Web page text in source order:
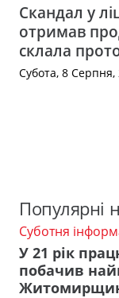
Скандал у
отримав
склала
Субота, 8 Серпня,
Популярні
Суботня
У 21 рік
побачив